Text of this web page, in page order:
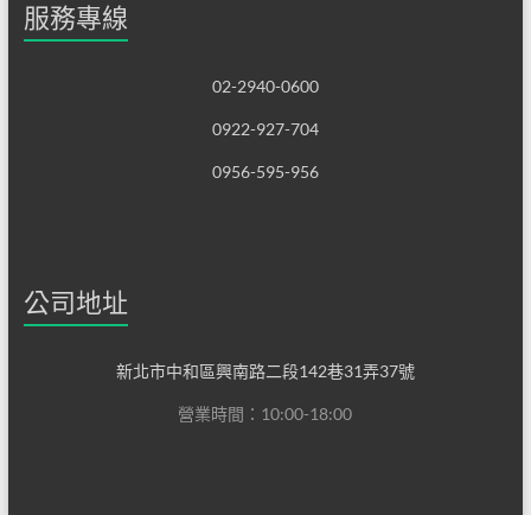
服務專線
02-2940-0600
0922-927-704
0956-595-956
公司地址
新北市中和區興南路二段142巷31弄37號
營業時間：10:00-18:00